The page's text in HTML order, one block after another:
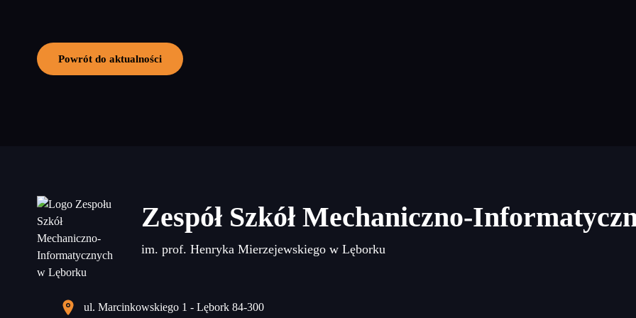
Powrót do aktualności
Zespół Szkół Mechaniczno-
im. prof. Henryka Mierzejewskiego w Lęborku
ul. Marcinkowskiego 1 - Lębork 84-300